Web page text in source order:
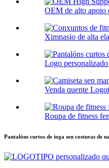
OEM de alto apoio
Ximnasio de alta
Logo
Venda quente
Roupa de fitness
Pantalóns curtos de ioga sen costuras de